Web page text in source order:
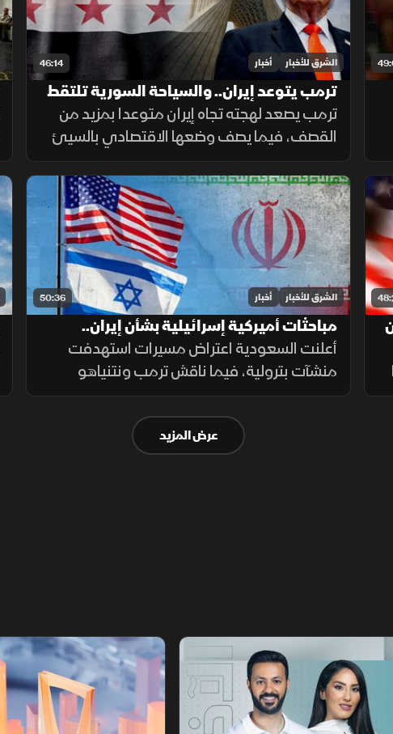
46:14 الشرق للأخبار أخبار
ترمب يتوعد إيران.. والسياحة السورية تلتقط
أنفاسها
ترمب يصعد لهجته تجاه إيران متوعدا بمزيد من
القصف، فيما يصف وضعها الاقتصادي بالسيئ
للغاية. وفي سوريا، يلتقط قطاع السياحة أنفاسه
مع مؤشرات تعاف، وتكشف دراسة جديدة عن سر
قد يرتبط بأحد أبرز ألغاز الشيخوخة
50:36 الشرق للأخبار أخبار
مباحثات أميركية إسرائيلية بشأن إيران..
وتحذيرات أممية بشأن دارفور
أعلنت السعودية اعتراض مسيرات استهدفت
منشآت بترولية، فيما ناقش ترمب ونتنياهو
الملف الإيراني، وتواصلت التحركات الإقليمية بين
العراق وتركيا، مع تحذيرات أممية من تدهور
الأوضاع في دارفور.عرض المزيد
أخبار الشرق